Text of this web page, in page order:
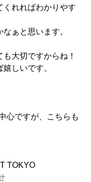
くれればわかりやす
ぁと思います。
大切ですからね！
しいです。
心ですが、こちらも
TOKYO